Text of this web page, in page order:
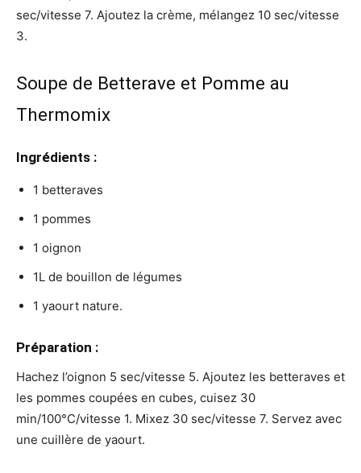
sec/vitesse 7. Ajoutez la crème, mélangez 10 sec/vitesse
3.
Soupe de Betterave et Pomme au
Thermomix
Ingrédients :
1 betteraves
1 pommes
1 oignon
1L de bouillon de légumes
1 yaourt nature.
Préparation :
Hachez l’oignon 5 sec/vitesse 5. Ajoutez les betteraves et
les pommes coupées en cubes, cuisez 30
min/100°C/vitesse 1. Mixez 30 sec/vitesse 7. Servez avec
une cuillère de yaourt.